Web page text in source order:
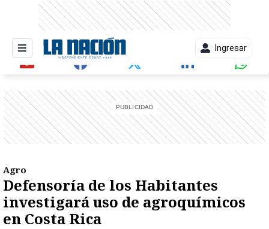
Ingresar
Agro
Defensoría de los Habitantes
investigará uso de agroquímicos
en Costa Rica